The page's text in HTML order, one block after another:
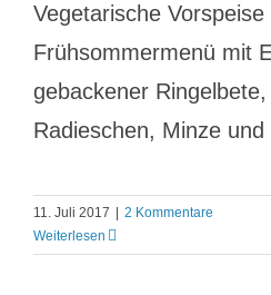
Vegetarische Vorspeise
Frühsommermenü mit
gebackener
Radieschen, Minze
11. Juli 2017
2 Kommentare
Weiterlesen